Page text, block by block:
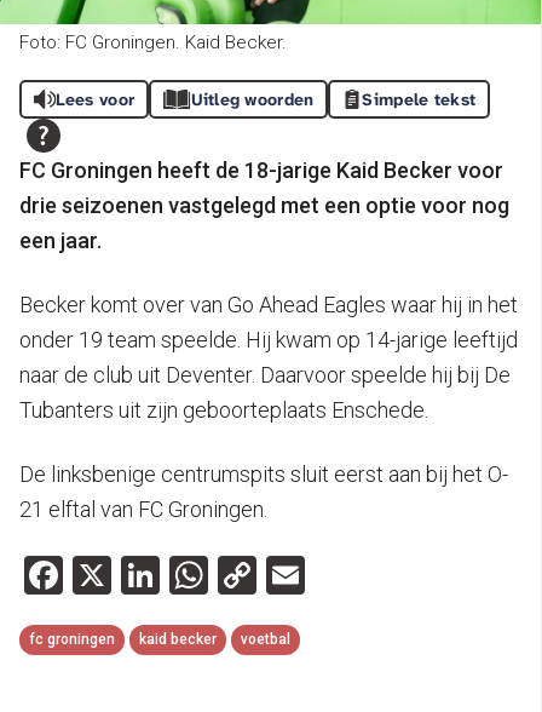
Foto: FC Groningen. Kaid Becker.
Lees voor Uitleg woorden Simpele tekst
FC Groningen heeft de 18-jarige Kaid Becker voor
drie seizoenen vastgelegd met een optie voor nog
een jaar.
Becker komt over van Go Ahead Eagles waar hij in het
onder 19 team speelde. Hij kwam op 14-jarige leeftijd
naar de club uit Deventer. Daarvoor speelde hij bij De
Tubanters uit zijn geboorteplaats Enschede.
De linksbenige centrumspits sluit eerst aan bij het O-
21 elftal van FC Groningen.
Facebook
X LinkedIn
WhatsApp
Copy
Link
fc groningen kaid becker voetbal